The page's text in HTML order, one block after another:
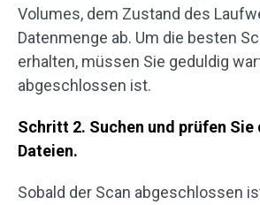
Volumes, dem Zustand des
Datenmenge ab. Um die besten
erhalten, müssen Sie geduldig
abgeschlossen ist.
Schritt 2. Suchen und prüfen Sie
Dateien.
Sobald der Scan abgeschlossen